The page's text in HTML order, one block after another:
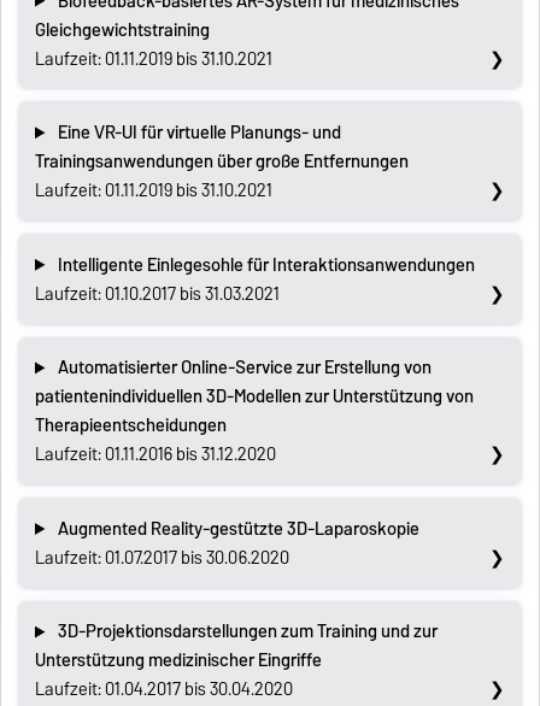
Gleichgewichtstraining
Laufzeit: 01.11.2019 bis 31.10.2021
Eine VR-UI für virtuelle Planungs- und
Trainingsanwendungen über große Entfernungen
Laufzeit: 01.11.2019 bis 31.10.2021
Intelligente Einlegesohle für Interaktionsanwendungen
Laufzeit: 01.10.2017 bis 31.03.2021
Automatisierter Online-Service zur Erstellung von
patientenindividuellen 3D-Modellen zur Unterstützung von
Therapieentscheidungen
Laufzeit: 01.11.2016 bis 31.12.2020
Augmented Reality-gestützte 3D-Laparoskopie
Laufzeit: 01.07.2017 bis 30.06.2020
3D-Projektionsdarstellungen zum Training und zur
Unterstützung medizinischer Eingriffe
Laufzeit: 01.04.2017 bis 30.04.2020